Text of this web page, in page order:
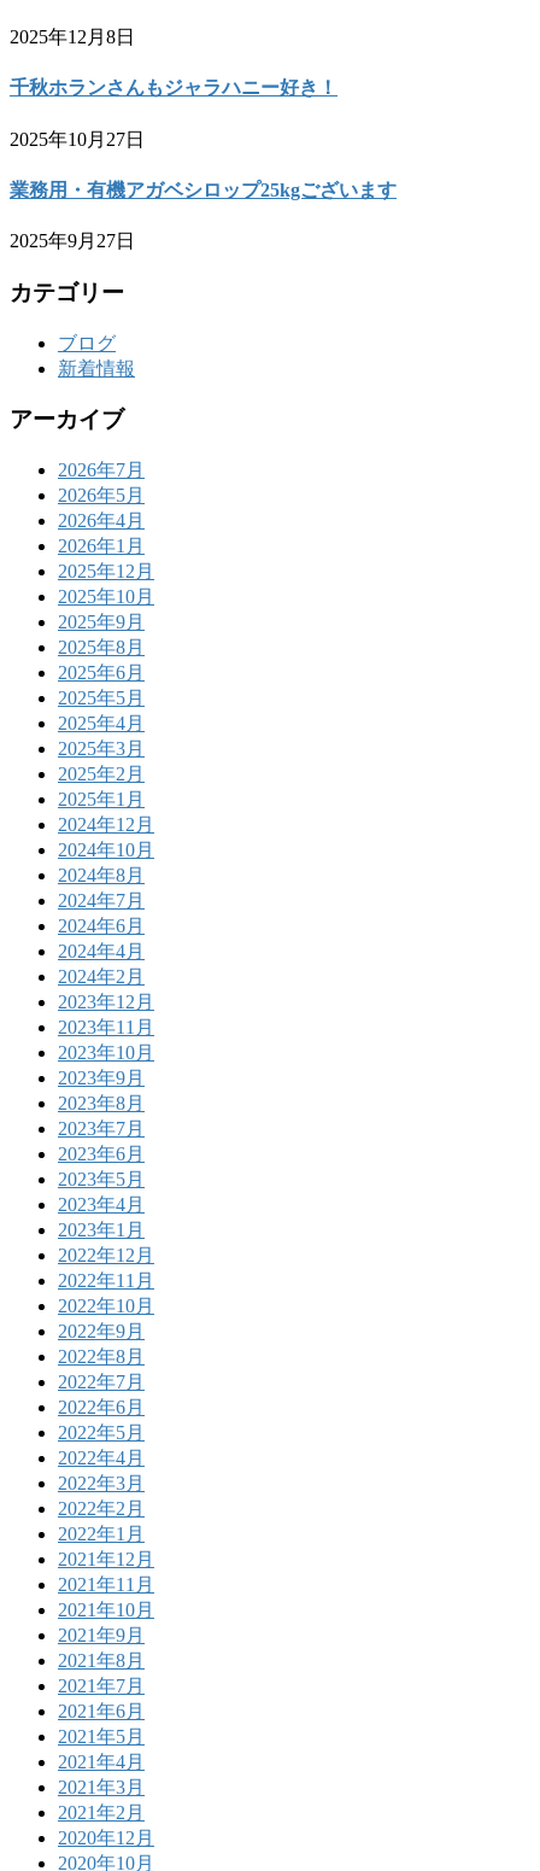
2025年12月8日
千秋ホランさんもジャラハニー好き！
2025年10月27日
業務用・有機アガベシロップ25kgございます
2025年9月27日
カテゴリー
ブログ
新着情報
アーカイブ
2026年7月
2026年5月
2026年4月
2026年1月
2025年12月
2025年10月
2025年9月
2025年8月
2025年6月
2025年5月
2025年4月
2025年3月
2025年2月
2025年1月
2024年12月
2024年10月
2024年8月
2024年7月
2024年6月
2024年4月
2024年2月
2023年12月
2023年11月
2023年10月
2023年9月
2023年8月
2023年7月
2023年6月
2023年5月
2023年4月
2023年1月
2022年12月
2022年11月
2022年10月
2022年9月
2022年8月
2022年7月
2022年6月
2022年5月
2022年4月
2022年3月
2022年2月
2022年1月
2021年12月
2021年11月
2021年10月
2021年9月
2021年8月
2021年7月
2021年6月
2021年5月
2021年4月
2021年3月
2021年2月
2020年12月
2020年10月